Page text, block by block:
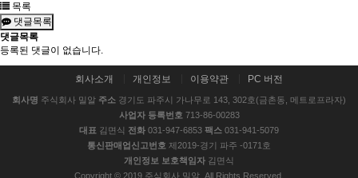
목록
댓글목록
댓글목록
등록된 댓글이 없습니다.
회사소개 개인정보 이용약관 PC 버전
회사명 주식회사 밀알 주소 경기도 파주시 가나무로 143, 302호(금촌동, 메트로프라자)
사업자 등록번호 713-86-00283
대표 김면식 전화 031-947-6853 팩스 031-941-5079
통신판매업신고번호 제2019-경기 파주 -0171호
개인정보 보호책임자 김면식
Copyright © 2019 주식회사 밀알. All Rights Reserved.